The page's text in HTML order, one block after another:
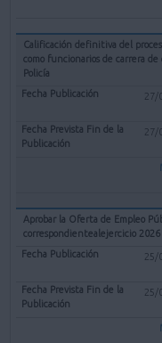
Calificación definitiva del
como funcionarios de carrera
Policía
27/
27/
Aprobar la Oferta de Empleo
correspondientealejercicio 2026
25/
25/